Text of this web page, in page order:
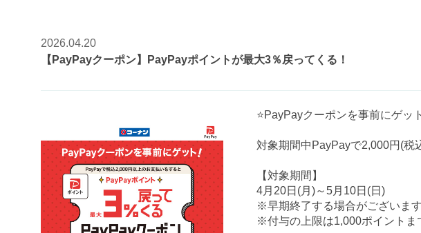
2026.04.20
【PayPayクーポン】PayPayポイントが最大3％戻ってくる！
⭐PayPayクーポンを事前にゲッ
対象期間中PayPayで2,000円(税
【対象期間】
4月20日(月)～5月10日(日)
※早期終了する場合がございます
※付与の上限は1,000ポイントま